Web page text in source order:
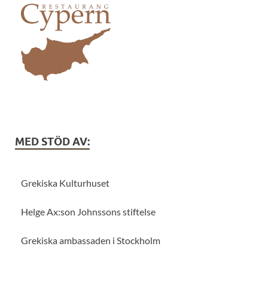
MED STÖD AV:
Grekiska Kulturhuset
Helge Ax:son Johnssons stiftelse
Grekiska ambassaden i Stockholm